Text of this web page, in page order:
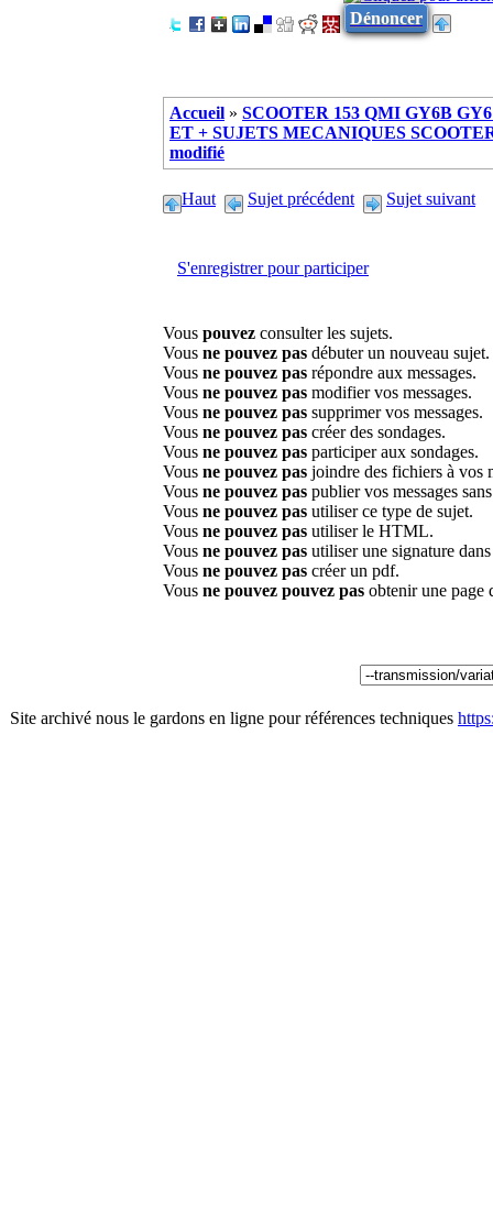
Dénoncer
Accueil » SCOOTER 153 QMI GY6B
ET + SUJETS MECANIQUES
modifié
Haut Sujet précédent Sujet suivant
S'enregistrer pour participer
Vous pouvez consulter les sujets.
Vous ne pouvez pas débuter un nouveau sujet.
Vous ne pouvez pas répondre aux messages.
Vous ne pouvez pas modifier vos messages.
Vous ne pouvez pas supprimer vos messages.
Vous ne pouvez pas créer des sondages.
Vous ne pouvez pas participer aux sondages.
Vous ne pouvez pas joindre des fichiers à vos
Vous ne pouvez pas publier vos messages
Vous ne pouvez pas utiliser ce type de sujet.
Vous ne pouvez pas utiliser le HTML.
Vous ne pouvez pas utiliser une signature
Vous ne pouvez pas créer un pdf.
Vous ne pouvez pouvez pas obtenir une page
Site archivé nous le gardons en ligne pour références techniques